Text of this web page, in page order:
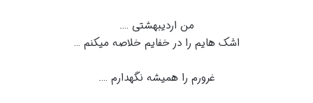
من اردیبهشتی ….
اشک هایم را در خفایم خلاصه میکنم …
غرورم را همیشه نگهدارم ….